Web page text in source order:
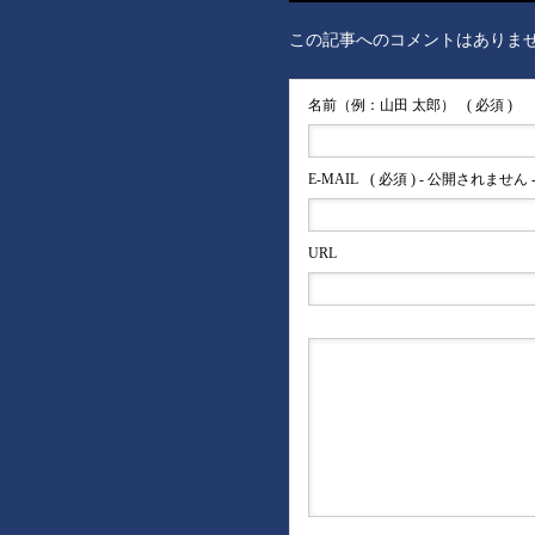
この記事へのコメントはありま
名前（例：山田 太郎） ( 必須 )
E-MAIL ( 必須 ) - 公開されません -
URL